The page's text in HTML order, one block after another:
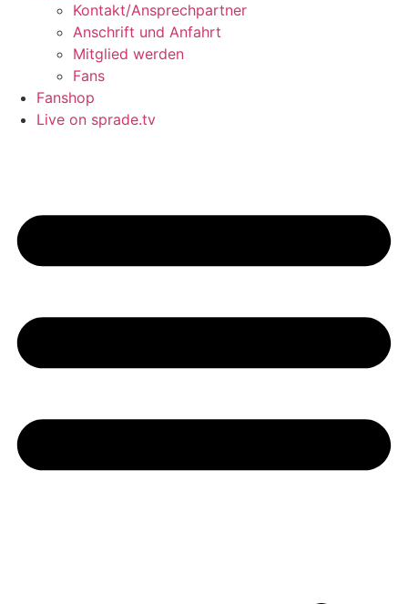
Kontakt/Ansprechpartner
Anschrift und Anfahrt
Mitglied werden
Fans
Fanshop
Live on sprade.tv